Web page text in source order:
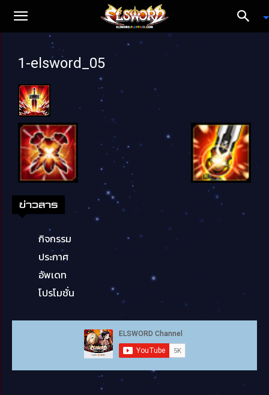
1-elsword_05
ข่าวสาร
กิจกรรม
ประกาศ
อัพเดท
โปรโมชั่น